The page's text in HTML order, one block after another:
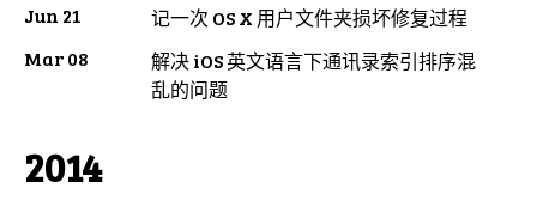
Jun 21
记一次 OS X 用户文件夹损坏修复过程
Mar 08
解决 iOS 英文语言下通讯录索引排序混
乱的问题
2014